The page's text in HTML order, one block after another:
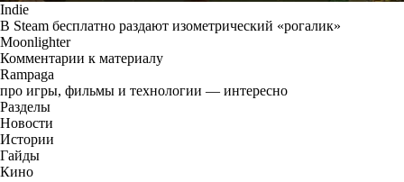
Indie
В Steam бесплатно раздают изометрический «рогалик»
Moonlighter
Комментарии к материалу
Rampaga
про игры, фильмы и технологии — интересно
Разделы
Новости
Истории
Гайды
Кино